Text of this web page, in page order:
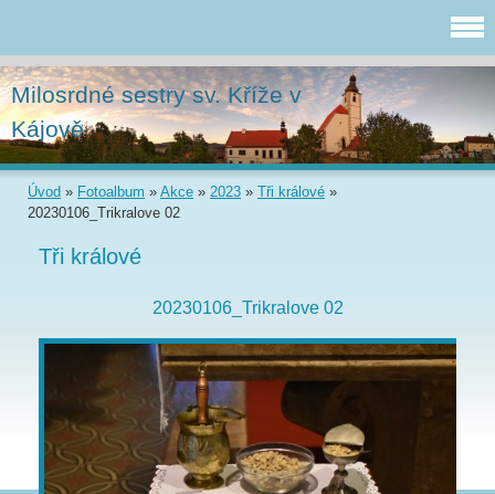
Milosrdné sestry sv. Kříže v
Kájově
Úvod » Fotoalbum » Akce » 2023 » Tři králové »
20230106_Trikralove 02
Tři králové
20230106_Trikralove 02